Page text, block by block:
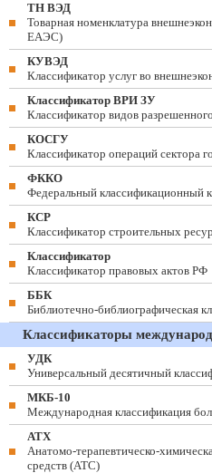
ТН ВЭД
Товарная номенклатура
ЕАЭС)
КУВЭД
Классификатор услуг во
Классификатор ВРИ ЗУ
Классификатор видов
КОСГУ
Классификатор операций сектора
ФККО
Федеральный классификационный
КСР
Классификатор строительных
Классификатор
Классификатор правовых актов РФ
ББК
Библиотечно-библиографическая
Классификаторы
УДК
Универсальный десятичный
МКБ-10
Международная классификация
АТХ
Анатомо-терапевтическо-
средств (ATC)